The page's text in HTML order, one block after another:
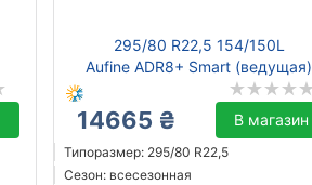
295/80 R22,5 154/150L
Aufine ADR8+ Smart (ведущая)
14665 ₴ В магазин
Типоразмер: 295/80 R22,5
Сезон: всесезонная